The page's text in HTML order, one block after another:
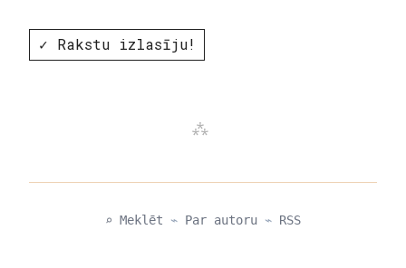
✓ Rakstu izlasīju!
⌕ Meklēt ⌁ Par autoru ⌁ RSS